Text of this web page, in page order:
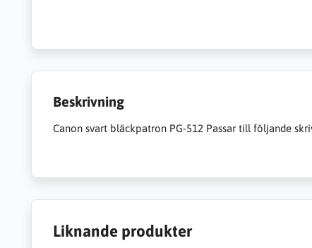
Beskrivning
Canon svart bläckpatron PG-512 Passar till följande
Liknande produkter